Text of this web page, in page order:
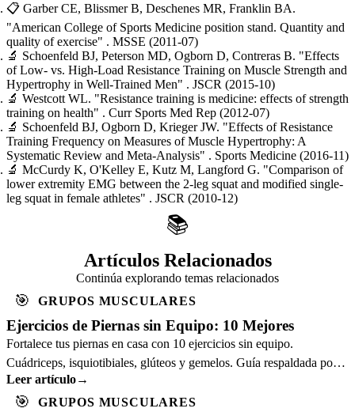
📋 Garber CE, Blissmer B, Deschenes MR, Franklin BA.
"American College of Sports Medicine position stand. Quantity and
quality of exercise" . MSSE (2011-07)
🔬 Schoenfeld BJ, Peterson MD, Ogborn D, Contreras B. "Effects
of Low- vs. High-Load Resistance Training on Muscle Strength and
Hypertrophy in Well-Trained Men" . JSCR (2015-10)
🔬 Westcott WL. "Resistance training is medicine: effects of strength
training on health" . Curr Sports Med Rep (2012-07)
🔬 Schoenfeld BJ, Ogborn D, Krieger JW. "Effects of Resistance
Training Frequency on Measures of Muscle Hypertrophy: A
Systematic Review and Meta-Analysis" . Sports Medicine (2016-11)
🔬 McCurdy K, O'Kelley E, Kutz M, Langford G. "Comparison of
lower extremity EMG between the 2-leg squat and modified single-
leg squat in female athletes" . JSCR (2010-12)
📚
Artículos Relacionados
Continúa explorando temas relacionados
🎯 GRUPOS MUSCULARES
Ejercicios de Piernas sin Equipo: 10 Mejores
Fortalece tus piernas en casa con 10 ejercicios sin equipo.
Cuádriceps, isquiotibiales, glúteos y gemelos. Guía respaldada por
ciencia.
Leer artículo→
🎯 GRUPOS MUSCULARES